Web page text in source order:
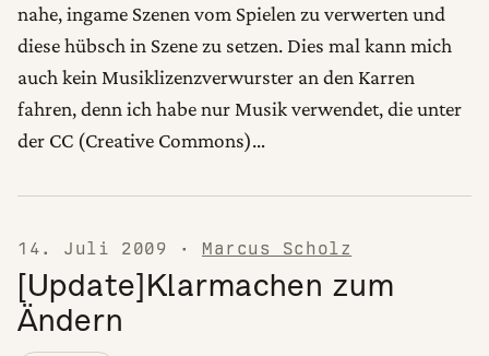
nahe, ingame Szenen vom Spielen zu verwerten und
diese hübsch in Szene zu setzen. Dies mal kann mich
auch kein Musiklizenzverwurster an den Karren
fahren, denn ich habe nur Musik verwendet, die unter
der CC (Creative Commons)…
14. Juli 2009 · Marcus Scholz
[Update]Klarmachen zum
Ändern